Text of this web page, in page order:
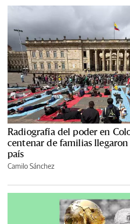
Radiografía del poder en
centenar de familias
país
Camilo Sánchez